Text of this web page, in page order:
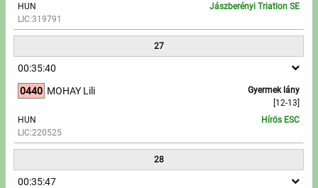
HUN
LIC:319791
Jászberényi Triatlon SE
27
00:35:40
0440
Gyermek lány
[12-13]
MOHAY Lili
HUN
LIC:220525
Hírös ESC
28
00:35:47